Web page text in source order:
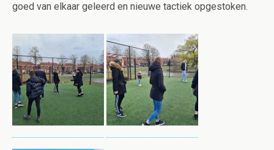
goed van elkaar geleerd en nieuwe tactiek opgestoken.